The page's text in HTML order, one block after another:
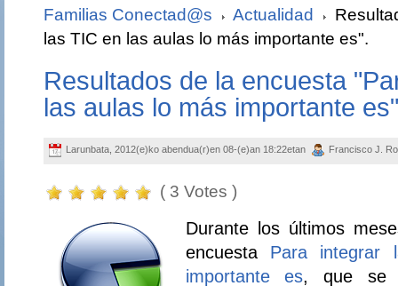
Familias Conectad@s Actualidad
las TIC en las aulas lo más importante es".
Resultados de la encuesta
las aulas lo más importante
Larunbata, 2012(e)ko abendua(r)en 08-(e)an 18:22etan Francisco J.
( 3 Votes )
Durante los últimos
encuesta Para
importante es, que se